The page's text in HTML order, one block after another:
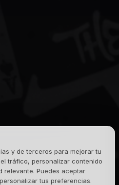
y de terceros para mejorar tu
tráfico, personalizar contenido
relevante. Puedes aceptar
tus preferencias.